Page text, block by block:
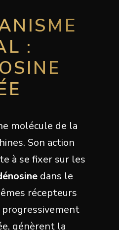
:
molécule de la
Son action
à se fixer sur les
dans le
récepteurs
progressivement
génèrent la